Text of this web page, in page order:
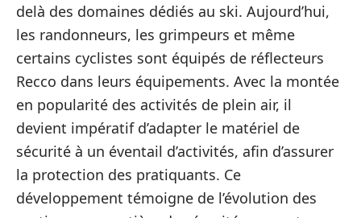
delà des domaines dédiés au ski. Aujourd’hui,
les randonneurs, les grimpeurs et même
certains cyclistes sont équipés de réflecteurs
Recco dans leurs équipements. Avec la montée
en popularité des activités de plein air, il
devient impératif d’adapter le matériel de
sécurité à un éventail d’activités, afin d’assurer
la protection des pratiquants. Ce
développement témoigne de l’évolution des